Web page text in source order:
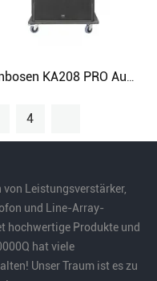
4
Leistungsverstärker,
und Line-Array-
hochwertige Produkte und
hat viele
Unser Traum ist es zu